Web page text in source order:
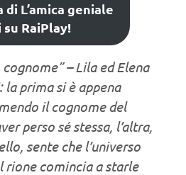
L’amica geniale
su RaiPlay!
– Lila ed Elena
la prima si è appena
il cognome del
perso sé stessa, l’altra,
sente che l’universo
rione comincia a starle